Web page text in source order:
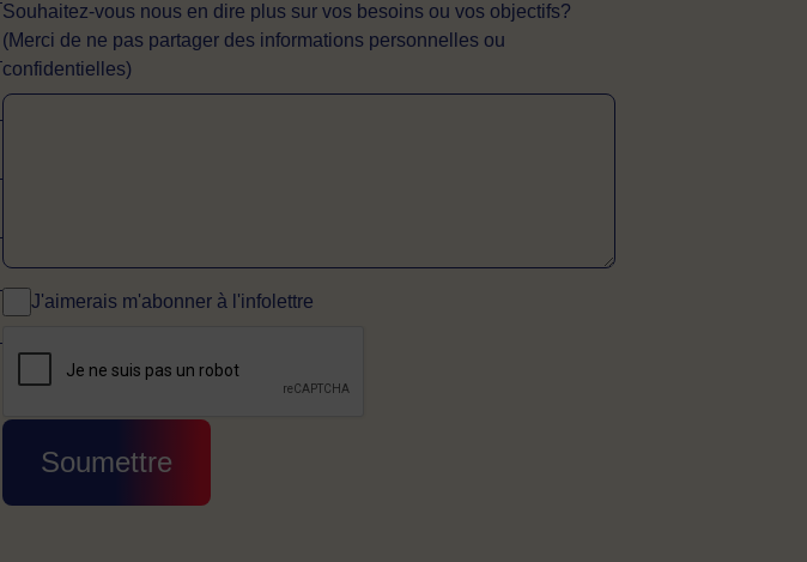
Souhaitez-vous nous en dire plus sur vos besoins ou vos objectifs?
(Merci de ne pas partager des informations personnelles ou
confidentielles)
J'aimerais m'abonner à l'infolettre
CAPTCHA
Cette question sert à vérifier si vous êtes un visiteur humain ou
Soumettre